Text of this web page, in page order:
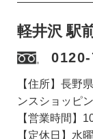
軽井沢 駅
【住所】長野
ンスショッピ
【営業時間】
【定休日】水